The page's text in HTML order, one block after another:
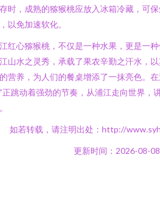
时，成熟的猕猴桃应放入冰箱冷藏，可
以免加速软化。
红心猕猴桃，不仅是一种水果，更是一
山水之灵秀，承载了果农辛勤之汗水，
营养，为人们的餐桌增添了一抹亮色。
正跳动着强劲的节奏，从浦江走向世界，
如若转载，请注明出处：http://
更新时间：2026-08-